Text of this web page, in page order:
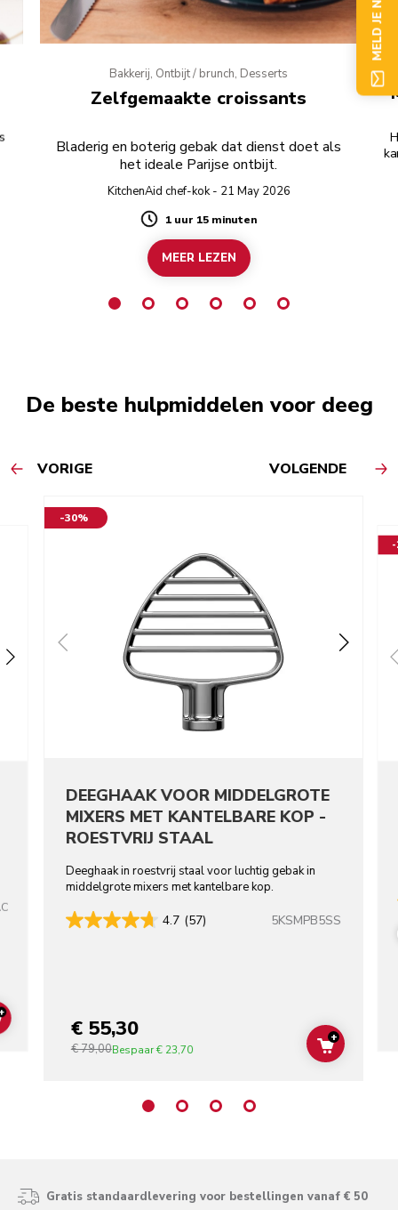
Bakkerij, Ontbijt / brunch, Desserts
Zelfgemaakte croissants
Bladerig en boterig gebak dat dienst doet als
het ideale Parijse ontbijt.
KitchenAid chef-kok - 21 May 2026
Duration
1 uur 15 minuten
MEER LEZEN
De beste hulpmiddelen voor deeg
VORIGE VOLGENDE
ADD TO CART
-30%
DEEGHAAK VOOR MIDDELGROTE
MIXERS MET KANTELBARE KOP -
ROESTVRIJ STAAL
Deeghaak in roestvrij staal voor luchtig gebak in
middelgrote mixers met kantelbare kop.
4.7 (57) 5KSMPB5SS
€ 55,30
€ 79,00Bespaar€ 23,70 ADD TO
+
-
Gratis standaardlevering voor bestellingen vanaf € 50